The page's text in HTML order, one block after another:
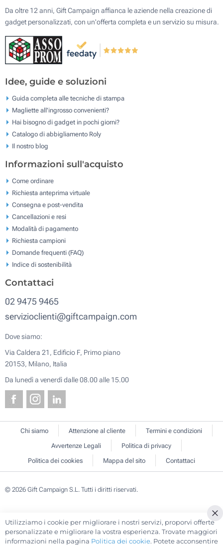
Da oltre 12 anni, Gift Campaign affianca le aziende nella creazione di
gadget personalizzati, con un'offerta completa e un servizio su misura.
Idee, guide e soluzioni
Guida completa alle tecniche di stampa
Magliette all'ingrosso convenienti?
Hai bisogno di gadget in pochi giorni?
Catalogo di abbigliamento Roly
Il nostro blog
Informazioni sull'acquisto
Come ordinare
Richiesta anteprima virtuale
Consegna e post-vendita
Cancellazioni e resi
Modalità di pagamento
Richiesta campioni
Domande frequenti (FAQ)
Indice di sostenibilità
Contattaci
02 9475 9465
servizioclienti@giftcampaign.com
Dove siamo:
Via Caldera 21, Edificio F, Primo piano
20153, Milano, Italia
Da lunedì a venerdì dalle 08.00 alle 15.00
Chi siamo Attenzione al cliente
Termini e condizioni
Avvertenze Legali
Politica di privacy
Politica dei cookies
Mappa del sito Contattaci
© 2026 Gift Campaign S.L. Tutti i diritti riservati.
Utilizziamo i cookie per migliorare i nostri servizi, proporvi offerte
personalizzate e migliorare la vostra esperienza. Trovate maggiori
informazioni nella pagina Politica dei cookie. Potete acconsentire